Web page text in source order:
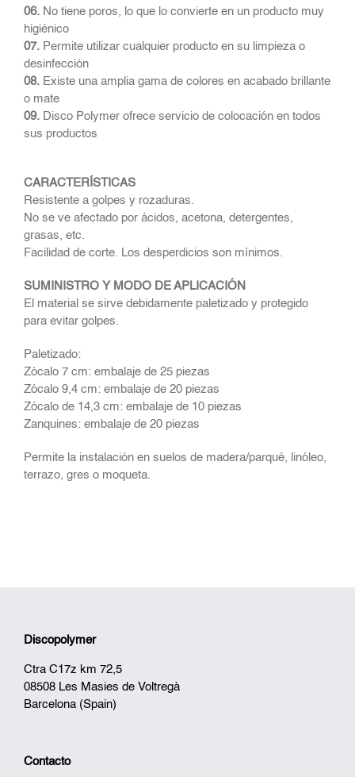
06. No tiene poros, lo que lo convierte en un producto muy
higiénico
07. Permite utilizar cualquier producto en su limpieza o
desinfección
08. Existe una amplia gama de colores en acabado brillante
o mate
09. Disco Polymer ofrece servicio de colocación en todos
sus productos
CARACTERÍSTICAS
Resistente a golpes y rozaduras.
No se ve afectado por ácidos, acetona, detergentes,
grasas, etc.
Facilidad de corte. Los desperdicios son mínimos.
SUMINISTRO Y MODO DE APLICACIÓN
El material se sirve debidamente paletizado y protegido
para evitar golpes.
Paletizado:
Zócalo 7 cm: embalaje de 25 piezas
Zócalo 9,4 cm: embalaje de 20 piezas
Zócalo de 14,3 cm: embalaje de 10 piezas
Zanquines: embalaje de 20 piezas
Permite la instalación en suelos de madera/parqué, linóleo,
terrazo, gres o moqueta.
Discopolymer
Ctra C17z km 72,5
08508 Les Masies de Voltregà
Barcelona (Spain)
Contacto